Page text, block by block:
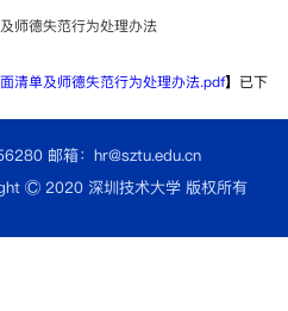
师德失范行为处理办法
清单及师德失范行为处理办法.pdf】已下
邮箱：hr@sztu.edu.cn
Ⓒ 2020 深圳技术大学 版权所有